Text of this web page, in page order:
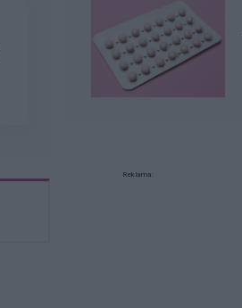
Reklama: